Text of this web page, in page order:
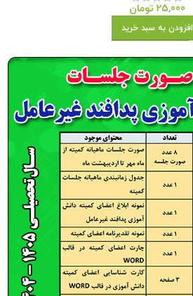
25,000 تومان
افزودن به سبد خرید